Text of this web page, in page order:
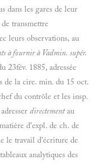
dans les gares de leur
transmettre
leurs observations, au
à fournir à Vadmin. supér.
23fév. 1885, adressée
de la cire. min. du 15 oct.
du contrôle et les insp.
directementau
d'expl. de ch. de
le travail d'écriture de
analytiques des